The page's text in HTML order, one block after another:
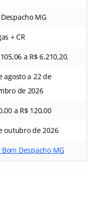
MG
+ CR
a R$ 6.210,20.
agosto a 22 de
de 2026
a R$ 120,00
outubro de 2026
Despacho MG